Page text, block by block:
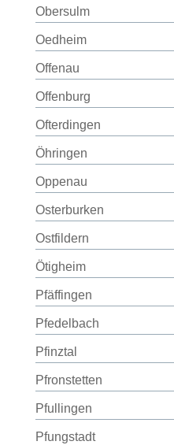
Obersulm
Oedheim
Offenau
Offenburg
Ofterdingen
Öhringen
Oppenau
Osterburken
Ostfildern
Ötigheim
Pfäffingen
Pfedelbach
Pfinztal
Pfronstetten
Pfullingen
Pfungstadt